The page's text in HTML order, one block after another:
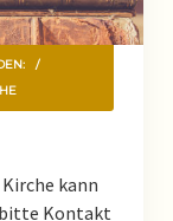
/
kann
bitte Kontakt